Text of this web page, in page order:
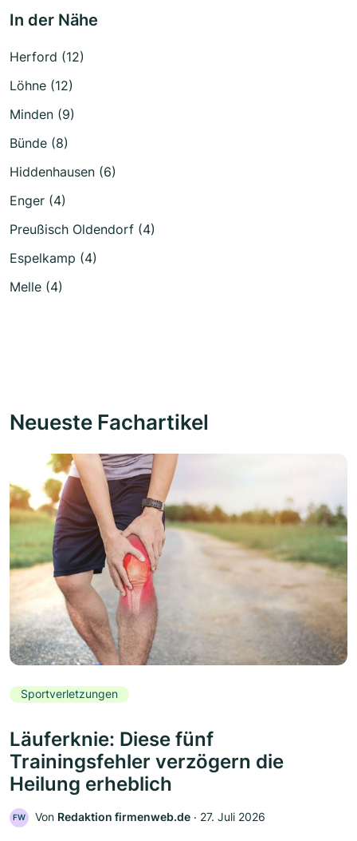
In der Nähe
Herford (12)
Löhne (12)
Minden (9)
Bünde (8)
Hiddenhausen (6)
Enger (4)
Preußisch Oldendorf (4)
Espelkamp (4)
Melle (4)
Neueste Fachartikel
Sportverletzungen
Läuferknie: Diese fünf
Trainingsfehler verzögern die
Heilung erheblich
FW Von Redaktion firmenweb.de ‧ 27. Juli 2026